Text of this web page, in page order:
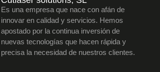
Es una empresa que nace con afán de
innovar en calidad y servicios. Hemos
apostado por la continua inversión de
nuevas tecnologías que hacen rápida y
precisa la necesidad de nuestros clientes.